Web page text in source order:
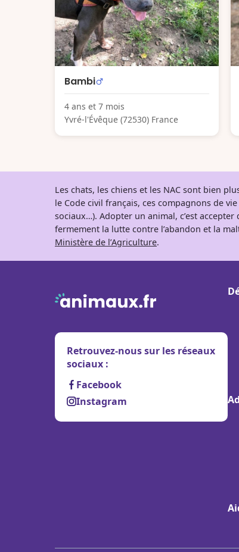
Bambi
4 ans et 7 mois
Yvré-l'Évêque (72530) France
Les chats, les chiens et les NAC sont bien
le Code civil français, ces compagnons de
sociaux…). Adopter un animal, c’est
fermement la lutte contre l’abandon et la
Ministère de l’Agriculture.
Retrouvez-nous sur les réseaux
sociaux :
Facebook
Instagram